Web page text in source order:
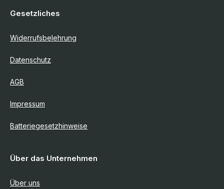
Gesetzliches
Widerrufsbelehrung
Datenschutz
AGB
Impressum
Batteriegesetzhinweise
Über das Unternehmen
Über uns